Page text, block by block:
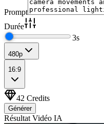
Prompt
Durée
3s
480p
16:9
42 Credits
Générer
Résultat Vidéo IA